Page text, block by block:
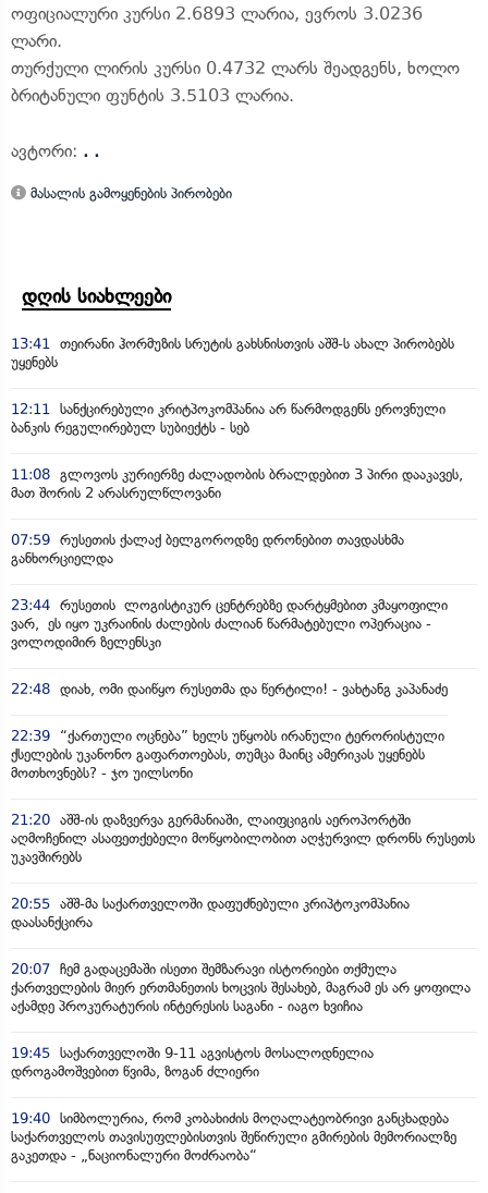
ოფიციალური კურსი 2.6893 ლარია, ევროს 3.0236
ლარი.
თურქული ლირის კურსი 0.4732 ლარს შეადგენს, ხოლო
ბრიტანული ფუნტის 3.5103 ლარია.
ავტორი: . .
მასალის გამოყენების პირობები
დღის სიახლეები
13:41 თეირანი ჰორმუზის სრუტის გახსნისთვის აშშ-ს ახალ პირობებს
უყენებს
12:11 სანქცირებული კრიტპოკომპანია არ წარმოდგენს ეროვნული
ბანკის რეგულირებულ სუბიექტს - სებ
11:08 გლოვოს კურიერზე ძალადობის ბრალდებით 3 პირი დააკავეს,
მათ შორის 2 არასრულწლოვანი
07:59 რუსეთის ქალაქ ბელგოროდზე დრონებით თავდასხმა
განხორციელდა
23:44 რუსეთის ლოგისტიკურ ცენტრებზე დარტყმებით კმაყოფილი
ვარ, ეს იყო უკრაინის ძალების ძალიან წარმატებული ოპერაცია -
ვოლოდიმირ ზელენსკი
22:48 დიახ, ომი დაიწყო რუსეთმა და წერტილი! - ვახტანგ კაპანაძე
22:39
“ქართული ოცნება” ხელს უწყობს ირანული ტერორისტული
ქსელების უკანონო გაფართოებას, თუმცა მაინც ამერიკას უყენებს
მოთხოვნებს? - ჯო უილსონი
21:20 აშშ-ის დაზვერვა გერმანიაში, ლაიფციგის აეროპორტში
აღმოჩენილ ასაფეთქებელი მოწყობილობით აღჭურვილ დრონს რუსეთს
უკავშირებს
20:55 აშშ-მა საქართველოში დაფუძნებული კრიპტოკომპანია
დაასანქცირა
20:07 ჩემ გადაცემაში ისეთი შემზარავი ისტორიები თქმულა
ქართველების მიერ ერთმანეთის ხოცვის შესახებ, მაგრამ ეს არ ყოფილა
აქამდე პროკურატურის ინტერესის საგანი - იაგო ხვიჩია
19:45 საქართველოში 9-11 აგვისტოს მოსალოდნელია
დროგამოშვებით წვიმა, ზოგან ძლიერი
19:40 სიმბოლურია, რომ კობახიძის მოღალატეობრივი განცხადება
საქართველოს თავისუფლებისთვის შეწირული გმირების მემორიალზე
გაკეთდა - „ნაციონალური მოძრაობა“